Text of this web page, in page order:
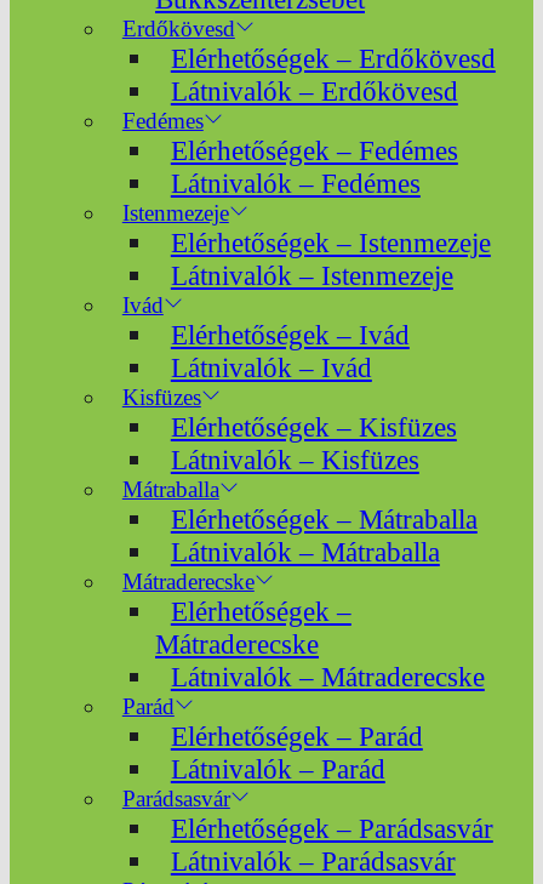
Erdőkövesd
Elérhetőségek – Erdőkövesd
Látnivalók – Erdőkövesd
Fedémes
Elérhetőségek – Fedémes
Látnivalók – Fedémes
Istenmezeje
Elérhetőségek – Istenmezeje
Látnivalók – Istenmezeje
Ivád
Elérhetőségek – Ivád
Látnivalók – Ivád
Kisfüzes
Elérhetőségek – Kisfüzes
Látnivalók – Kisfüzes
Mátraballa
Elérhetőségek – Mátraballa
Látnivalók – Mátraballa
Mátraderecske
Elérhetőségek –
Mátraderecske
Látnivalók – Mátraderecske
Parád
Elérhetőségek – Parád
Látnivalók – Parád
Parádsasvár
Elérhetőségek – Parádsasvár
Látnivalók – Parádsasvár